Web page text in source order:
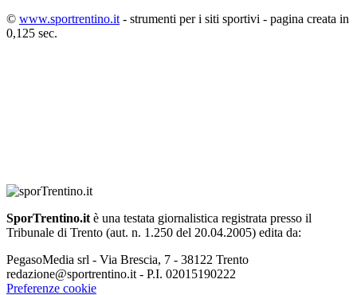
© www.sportrentino.it - strumenti per i siti sportivi - pagina creata in
0,125 sec.
SporTrentino.it è una testata giornalistica registrata presso il
Tribunale di Trento (aut. n. 1.250 del 20.04.2005) edita da:
PegasoMedia srl - Via Brescia, 7 - 38122 Trento
redazione@sportrentino.it - P.I. 02015190222
Preferenze cookie